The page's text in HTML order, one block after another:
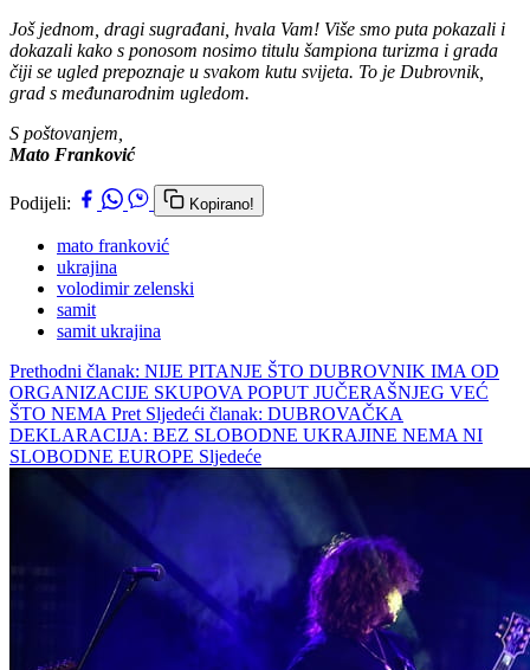
Još jednom, dragi sugrađani, hvala Vam! Više smo puta pokazali i
dokazali kako s ponosom nosimo titulu šampiona turizma i grada
čiji se ugled prepoznaje u svakom kutu svijeta. To je Dubrovnik,
grad s međunarodnim ugledom.
S poštovanjem,
Mato Franković
Podijeli: Kopirano!
mato franković
ukrajina
volodimir zelenski
samit
samit ukrajina
Prethodni članak: NIJE PITANJE ŠTO DUBROVNIK IMA OD
ORGANIZACIJE SKUPOVA POPUT JUČERAŠNJEG VEĆ
ŠTO NEMA Pret Sljedeći članak: DUBROVAČKA
DEKLARACIJA: BEZ SLOBODNE UKRAJINE NEMA NI
SLOBODNE EUROPE Sljedeće